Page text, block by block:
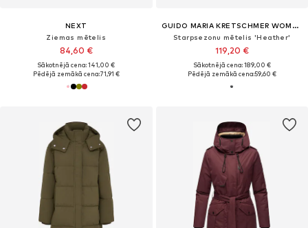
NEXT
Ziemas mētelis
84,60 €
Sākotnējā cena: 141,00 €
Pēdējā zemākā cena:71,91 €
GUIDO MARIA KRETSCHMER WOMEN
Starpsezonu mētelis 'Heather'
119,20 €
Sākotnējā cena: 189,00 €
Pēdējā zemākā cena:59,60 €